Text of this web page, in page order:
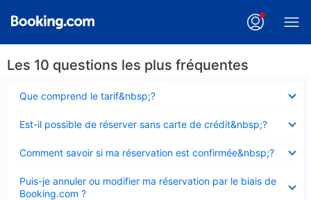
Les 10 questions les plus fréquentes
Que comprend le tarif&nbsp;?
fermé
Est-il possible de réserver sans carte de crédit&nbsp;?
fermé
Comment savoir si ma réservation est confirmée&nbsp;?
fermé
Puis-je annuler ou modifier ma réservation par le biais de
Booking.com ?
fermé